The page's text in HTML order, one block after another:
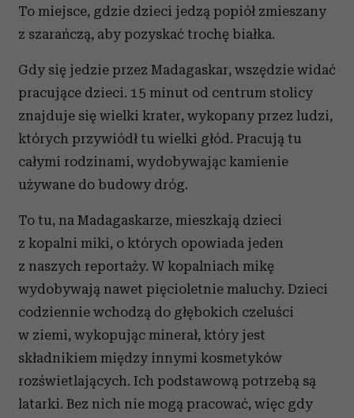
To miejsce, gdzie dzieci jedzą popiół zmieszany
z szarańczą, aby pozyskać trochę białka.
Gdy się jedzie przez Madagaskar, wszędzie widać
pracujące dzieci. 15 minut od centrum stolicy
znajduje się wielki krater, wykopany przez ludzi,
których przywiódł tu wielki głód. Pracują tu
całymi rodzinami, wydobywając kamienie
używane do budowy dróg.
To tu, na Madagaskarze, mieszkają dzieci
z kopalni miki, o których opowiada jeden
z naszych reportaży. W kopalniach mikę
wydobywają nawet pięcioletnie maluchy. Dzieci
codziennie wchodzą do głębokich czeluści
w ziemi, wykopując minerał, który jest
składnikiem między innymi kosmetyków
rozświetlających. Ich podstawową potrzebą są
latarki. Bez nich nie mogą pracować, więc gdy